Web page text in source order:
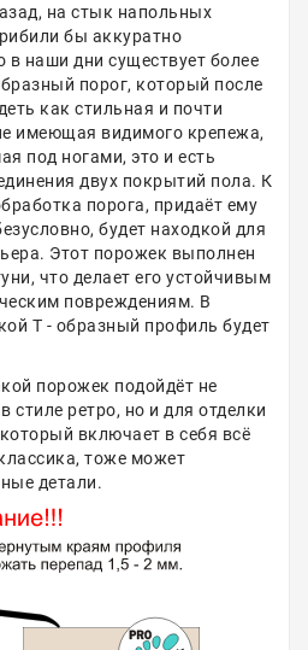
на стык напольных
бы аккуратно
в наши дни существует более
порог, который после
как стильная и почти
имеющая видимого крепежа,
под ногами, это и есть
двух покрытий пола. К
порога, придаёт ему
будет находкой для
Этот порожек выполнен
что делает его устойчивым
повреждениям. В
Т - образный профиль будет
порожек подойдёт не
стиле ретро, но и для отделки
включает в себя всё
тоже может
детали.